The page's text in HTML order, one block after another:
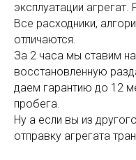
эксплуатации
Все расходники,
отличаются.
За 2 часа мы ставим
восстановленную
даем гарантию до 12
пробега.
Ну а если вы из
отправку агрегата